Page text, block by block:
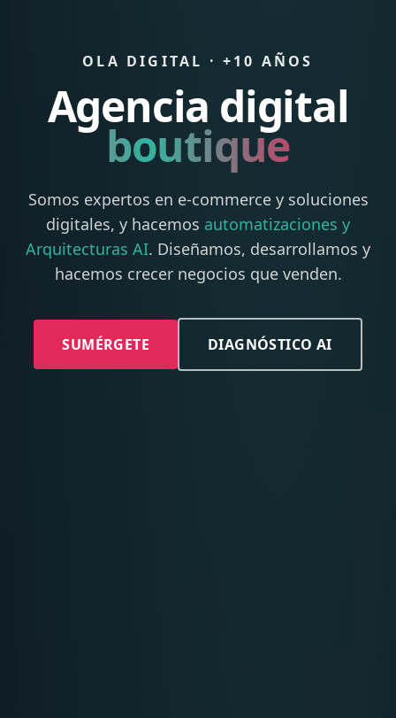
OLA DIGITAL · +10 AÑOS
Agencia digital
boutique
Somos expertos en e-commerce y soluciones
digitales, y hacemos automatizaciones y
Arquitecturas AI. Diseñamos, desarrollamos y
hacemos crecer negocios que venden.
SUMÉRGETE DIAGNÓSTICO AI